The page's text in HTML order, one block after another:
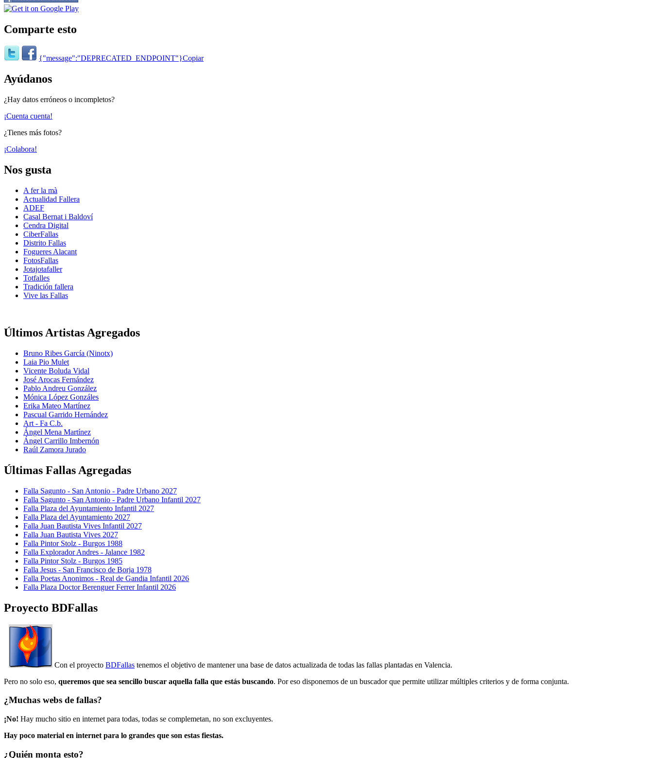
Comparte esto
{"message":"DEPRECATED_ENDPOINT"}Copiar
Ayúdanos
¿Hay datos erróneos o incompletos?
¡Cuenta cuenta!
¿Tienes más fotos?
¡Colabora!
Nos gusta
A fer la mà
Actualidad Fallera
ADEF
Casal Bernat i Baldoví
Cendra Digital
CiberFallas
Distrito Fallas
Fogueres Alacant
FotosFallas
Jotajotafaller
Totfalles
Tradición fallera
Vive las Fallas
Últimos Artistas Agregados
Bruno Ribes García (Ninotx)
Laia Pio Mulet
Vicente Boluda Vidal
José Arocas Fernández
Pablo Andreu González
Mónica López Gonzáles
Erika Mateo Martínez
Pascual Garrido Hernández
Art - Fa C.b.
Ángel Mena Martínez
Ángel Carrillo Imbernón
Raúl Zamora Jurado
Últimas Fallas Agregadas
Falla Sagunto - San Antonio - Padre Urbano 2027
Falla Sagunto - San Antonio - Padre Urbano Infantil 2027
Falla Plaza del Ayuntamiento Infantil 2027
Falla Plaza del Ayuntamiento 2027
Falla Juan Bautista Vives Infantil 2027
Falla Juan Bautista Vives 2027
Falla Pintor Stolz - Burgos 1988
Falla Explorador Andres - Jalance 1982
Falla Pintor Stolz - Burgos 1985
Falla Jesus - San Francisco de Borja 1978
Falla Poetas Anonimos - Real de Gandia Infantil 2026
Falla Plaza Doctor Berenguer Ferrer Infantil 2026
Proyecto BDFallas
Con el proyecto BDFallas tenemos el objetivo de mantener una base de datos actualizada de todas las fallas plantadas en Valencia.
Pero no solo eso, queremos que sea sencillo buscar aquella falla que estás buscando. Por eso disponemos de un buscador que permite utilizar múltiples criterios y de forma conjunta.
¿Muchas webs de fallas?
¡No! Hay mucho sitio en internet para todas, todas se complemetan, no son excluyentes.
Hay poco material en internet para lo grandes que son estas fiestas.
¿Quién monta esto?